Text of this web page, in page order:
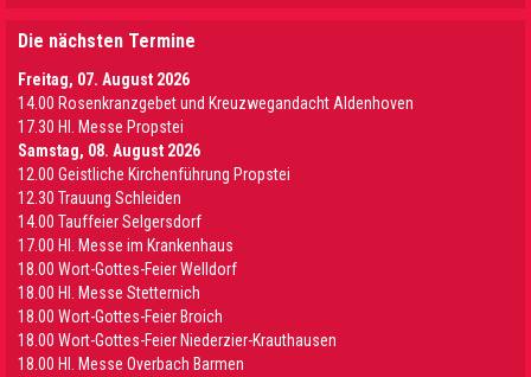
Die nächsten Termine
Freitag, 07. August 2026
14.00 Rosenkranzgebet und Kreuzwegandacht Aldenhoven
17.30 Hl. Messe Propstei
Samstag, 08. August 2026
12.00 Geistliche Kirchenführung Propstei
12.30 Trauung Schleiden
14.00 Tauffeier Selgersdorf
17.00 Hl. Messe im Krankenhaus
18.00 Wort-Gottes-Feier Welldorf
18.00 Hl. Messe Stetternich
18.00 Wort-Gottes-Feier Broich
18.00 Wort-Gottes-Feier Niederzier-Krauthausen
18.00 Hl. Messe Overbach Barmen